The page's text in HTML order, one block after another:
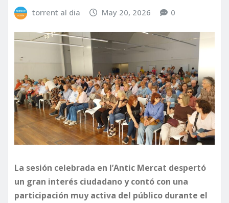
torrent al dia May 20, 2026 0
La sesión celebrada en l’Antic Mercat despertó
un gran interés ciudadano y contó con una
participación muy activa del público durante el